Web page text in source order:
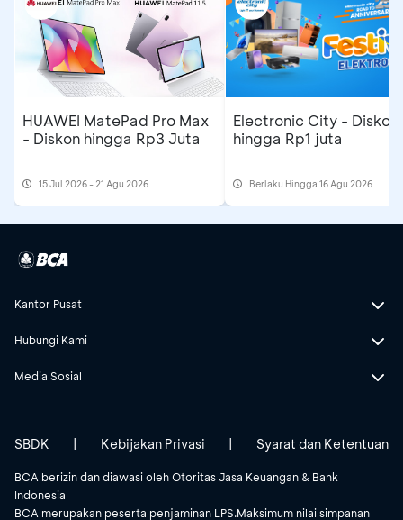
HUAWEI MatePad Pro Max
- Diskon hingga Rp3 Juta
15 Jul 2026 - 21 Agu 2026
Electronic City - Diskon
hingga Rp1 juta
Berlaku Hingga 16 Agu 2026
Kantor Pusat
Hubungi Kami
Media Sosial
BCA berizin dan diawasi oleh Otoritas Jasa Keuangan & Bank
Indonesia
BCA merupakan peserta penjaminan LPS.Maksimum nilai simpanan
SBDK | Kebijakan Privasi | Syarat dan Ketentuan